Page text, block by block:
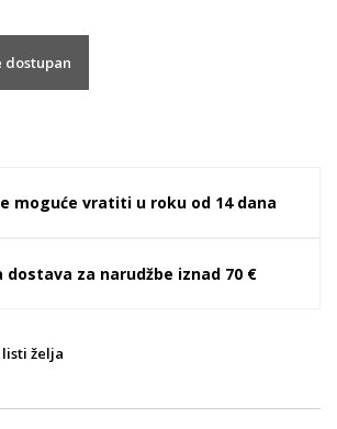
dostupan
moguće vratiti u roku od 14 dana
dostava za narudžbe iznad 70 €
listi želja